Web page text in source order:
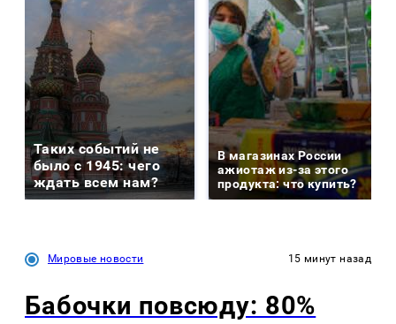
Таких событий не
было с 1945: чего
ждать всем нам?
В магазинах России
ажиотаж из-за этого
продукта: что купить?
Мировые новости 15 минут назад
Бабочки повсюду: 80%